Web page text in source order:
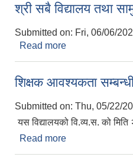
श्री सबै विद्यालय तथा
Submitted on: Fri, 06/06/
Read more
शिक्षक आवश्यकता सम्बन्धी
Submitted on: Thu, 05/22/
यस विद्यालयको वि.व्य.स. को
Read more